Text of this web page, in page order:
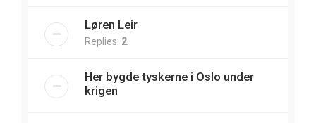
Løren Leir
Replies: 2
Her bygde tyskerne i Oslo under
krigen